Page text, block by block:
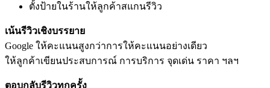
ตั้งป้ายในร้านให้ลูกค้าสแกนรีวิว
เน้นรีวิวเชิงบรรยาย
Google ให้คะแนนสูงกว่าการให้คะแนนอย่างเดียว
ให้ลูกค้าเขียนประสบการณ์ การบริการ จุดเด่น ราคา ฯลฯ
ตอบกลับรีวิวทุกครั้ง